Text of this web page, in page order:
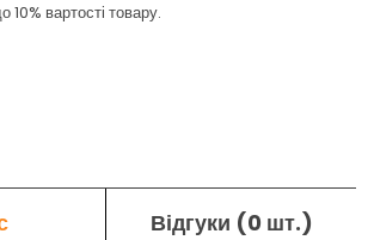
10% вартості товару.
Відгуки (0 шт.)